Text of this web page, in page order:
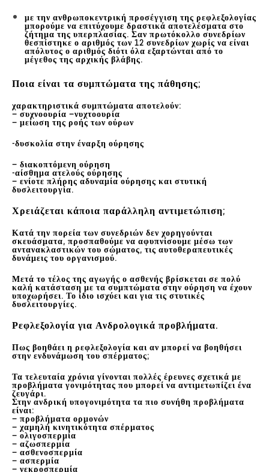
με την ανθρωποκεντρική προσέγγιση της ρεφλεξολογίας
μπορούμε να επιτύχουμε δραστικά αποτελέσματα στο
ζήτημα της υπερπλασίας. Σαν πρωτόκολλο συνεδρίων
θεσπίστηκε ο αριθμός των 12 συνεδρίων χωρίς να είναι
απόλυτος ο αριθμός διότι όλα εξαρτώνται από το
μέγεθος της αρχικής βλάβης.
Ποια είναι τα συμπτώματα της πάθησης;
χαρακτηριστικά συμπτώματα αποτελούν:
– συχνοουρία –νυχτοουρία
– μείωση της ροής των ούρων
-δυσκολία στην έναρξη ούρησης
– διακοπτόμενη ούρηση
-αίσθημα ατελούς ούρησης
– ενίοτε πλήρης αδυναμία ούρησης και στυτική
δυσλειτουργία.
Χρειάζεται κάποια παράλληλη αντιμετώπιση;
Κατά την πορεία των συνεδριών δεν χορηγούνται
σκευάσματα, προσπαθούμε να αφυπνίσουμε μέσω των
αντανακλαστικών του σώματος, τις αυτοθεραπευτικές
δυνάμεις του οργανισμού.
Μετά το τέλος της αγωγής ο ασθενής βρίσκεται σε πολύ
καλή κατάσταση με τα συμπτώματα στην ούρηση να έχουν
υποχωρήσει. Το ίδιο ισχύει και για τις στυτικές
δυσλειτουργίες.
Ρεφλεξολογία για Ανδρολογικά προβλήματα.
Πως βοηθάει η ρεφλεξολογία και αν μπορεί να βοηθήσει
στην ενδυνάμωση του σπέρματος;
Τα τελευταία χρόνια γίνονται πολλές έρευνες σχετικά με
προβλήματα γονιμότητας που μπορεί να αντιμετωπίζει ένα
ζευγάρι.
Στην ανδρική υπογονιμότητα τα πιο συνήθη προβλήματα
είναι:
– προβλήματα ορμονών
– χαμηλή κινητικότητα σπέρματος
– ολιγοσπερμία
– αζωσπερμία
– ασθενοσπερμία
– ασπερμία
– νεκροσπερμία